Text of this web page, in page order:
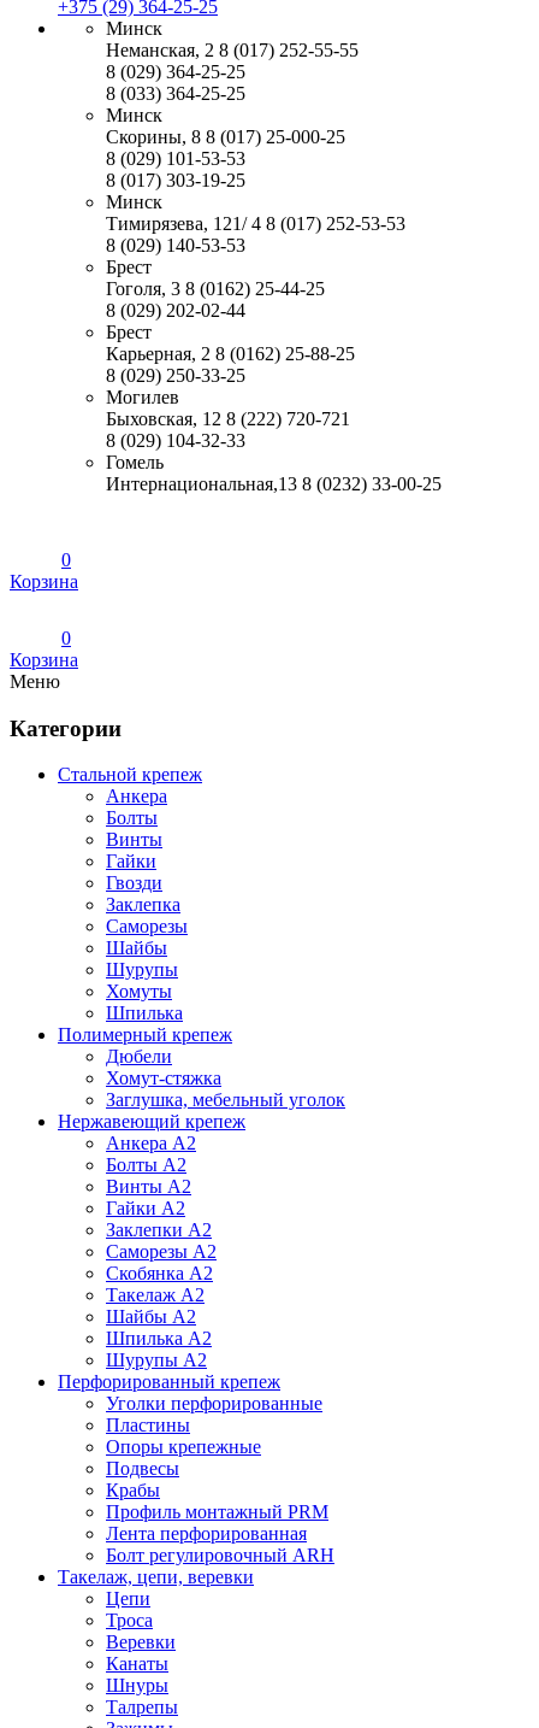
+375 (29) 364-25-25
Минск
Неманская, 2 8 (017) 252-55-55
8 (029) 364-25-25
8 (033) 364-25-25
Минск
Скорины, 8 8 (017) 25-000-25
8 (029) 101-53-53
8 (017) 303-19-25
Минск
Тимирязева, 121/ 4 8 (017) 252-53-53
8 (029) 140-53-53
Брест
Гоголя, 3 8 (0162) 25-44-25
8 (029) 202-02-44
Брест
Карьерная, 2 8 (0162) 25-88-25
8 (029) 250-33-25
Могилев
Быховская, 12 8 (222) 720-721
8 (029) 104-32-33
Гомель
Интернациональная,13 8 (0232) 33-00-25
0
Корзина
0
Корзина
Меню
Категории
Стальной крепеж
Анкера
Болты
Винты
Гайки
Гвозди
Заклепка
Саморезы
Шайбы
Шурупы
Хомуты
Шпилька
Полимерный крепеж
Дюбели
Хомут-стяжка
Заглушка, мебельный уголок
Нержавеющий крепеж
Анкера А2
Болты А2
Винты А2
Гайки А2
Заклепки А2
Саморезы А2
Скобянка А2
Такелаж А2
Шайбы А2
Шпилька А2
Шурупы А2
Перфорированный крепеж
Уголки перфорированные
Пластины
Опоры крепежные
Подвесы
Крабы
Профиль монтажный PRM
Лента перфорированная
Болт регулировочный ARH
Такелаж, цепи, веревки
Цепи
Троса
Веревки
Канаты
Шнуры
Талрепы